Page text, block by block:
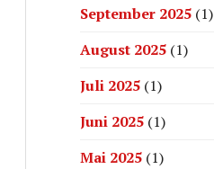
September 2025 (1)
August 2025 (1)
Juli 2025 (1)
Juni 2025 (1)
Mai 2025 (1)